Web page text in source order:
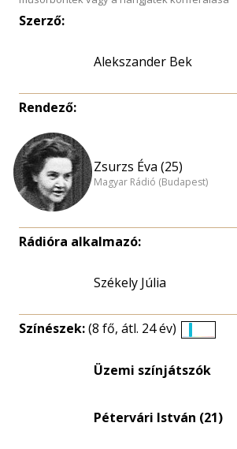
Szerző:
Alekszander Bek
Rendező:
Zsurzs Éva (25)
Magyar Rádió (Budapest)
Rádióra alkalmazó:
Székely Júlia
Színészek:(8 fő, átl. 24 év)
eloszlás
Üzemi színjátszók
Pétervári István (21)